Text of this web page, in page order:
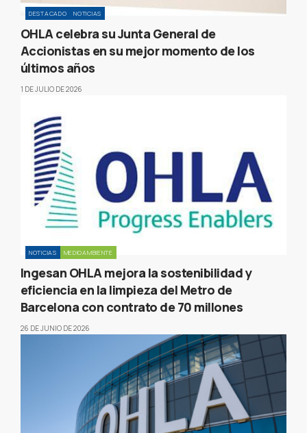
DESTACADO NOTICIAS
OHLA celebra su Junta General de
Accionistas en su mejor momento de los
últimos años
1 DE JULIO DE 2026
NOTICIAS MEDIOAMBIENTE
Ingesan OHLA mejora la sostenibilidad y
eficiencia en la limpieza del Metro de
Barcelona con contrato de 70 millones
26 DE JUNIO DE 2026